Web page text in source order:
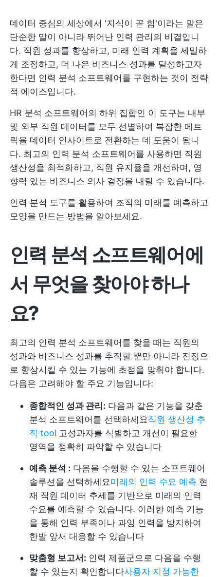
데이터 중심의 세상에서 '지식이 곧 힘'이라는 말은
단순한 말이 아니라 뛰어난 인력 관리의 비결입니
다. 직원 성과를 향상하고, 미래 인력 계획을 세밀하
게 조정하고, 더 나은 비즈니스 성과를 달성하고자
한다면 인력 분석 소프트웨어를 구현하는 것이 전략
적 에이스입니다.
HR 분석 소프트웨어의 하위 집합인 이 도구는 내부
및 외부 직원 데이터를 모두 선별하여 복잡한 메트
릭을 데이터 인사이트로 전환하는 데 도움이 됩니
다. 최고의 인력 분석 소프트웨어를 사용하면 직원
생산성을 최적화하고, 직원 유지율을 개선하며, 영
향력 있는 비즈니스 의사 결정을 내릴 수 있습니다.
인력 분석 도구를 활용하여 조직의 미래를 예측하고
모양을 만드는 방법을 알아보세요.
인력 분석 소프트웨어에
서 무엇을 찾아야 하나
요?
최고의 인력 분석 소프트웨어를 찾을 때는 직원의
성과와 비즈니스 성과를 추적할 뿐만 아니라 진정으
로 향상시킬 수 있는 기능에 초점을 맞춰야 합니다.
다음은 고려해야 할 주요 기능입니다:
종합적인 성과 관리: 다음과 같은 기능을 갖춘
분석 소프트웨어를 선택하세요직원 생산성 추
적 tool 고성과자를 식별하고 개선이 필요한
영역을 정확히 파악할 수 있습니다
예측 분석 : 다음을 수행할 수 있는 소프트웨어
솔루션을 선택하세요미래의 인력 수요 예측 현
재 직원 데이터 추세를 기반으로 미래의 인력
수요를 예측할 수 있습니다. 이러한 예측 기능
을 통해 인력 부족이나 과잉 인력을 방지하여
한발 앞서 대응할 수 있습니다
맞춤형 보고서: 인력 제품군으로 다음을 수행
할 수 있는지 확인합니다사용자 지정 가능한